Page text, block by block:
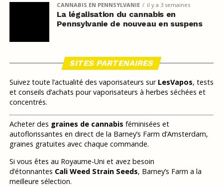
CANNABIS EN PENNSYLVANIE il y a 3 semaines
La légalisation du cannabis en
Pennsylvanie de nouveau en suspens
SITES PARTENAIRES
Suivez toute l’actualité des vaporisateurs sur LesVapos, tests
et conseils d’achats pour vaporisateurs à herbes séchées et
concentrés.
Acheter des graines de cannabis féminisées et
autoflorissantes en direct de la Barney’s Farm d’Amsterdam,
graines gratuites avec chaque commande.
Si vous êtes au Royaume-Uni et avez besoin
d’étonnantes Cali Weed Strain Seeds, Barney’s Farm a la
meilleure sélection.